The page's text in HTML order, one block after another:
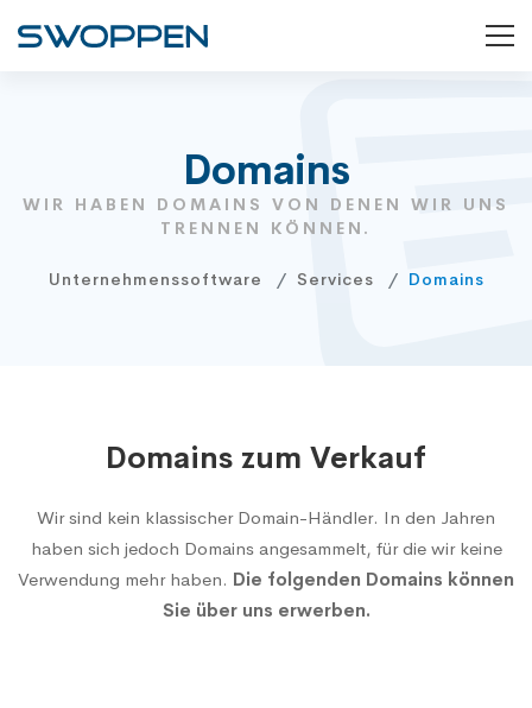
Domains
WIR HABEN DOMAINS VON DENEN WIR UNS
TRENNEN KÖNNEN.
Unternehmenssoftware Services Domains
Domains zum Verkauf
Wir sind kein klassischer Domain-Händler. In den Jahren
haben sich jedoch Domains angesammelt, für die wir keine
Verwendung mehr haben. Die folgenden Domains können
Sie über uns erwerben.